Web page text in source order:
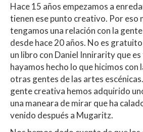
Hace 15 años empezamos a
tienen ese punto creativo. Por eso
tengamos una relación con la
desde hace 20 años. No es
un libro con Daniel Innirarity que
hayamos hecho lo que hicimos con
otras gentes de las artes
gente creativa hemos adquirido
una maneara de mirar que ha
venido después a Mugaritz.